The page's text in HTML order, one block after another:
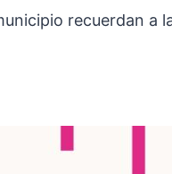
recuerdan